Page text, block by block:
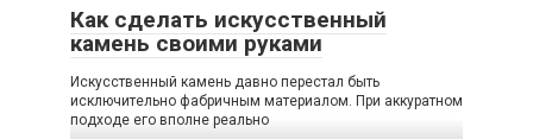
Как сделать искусственный
камень своими руками
Искусственный камень давно перестал быть
исключительно фабричным материалом. При аккуратном
подходе его вполне реально